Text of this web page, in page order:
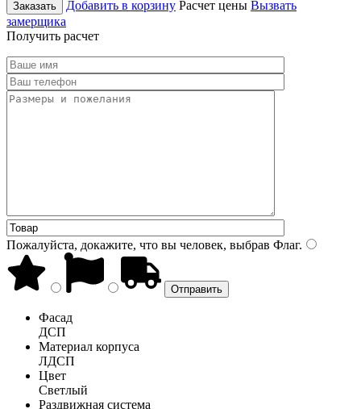
Заказать Добавить в корзину Расчет цены Вызвать
замерщика
Получить расчет
Пожалуйста, докажите, что вы человек, выбрав Флаг.
Фасад
ДСП
Материал корпуса
ЛДСП
Цвет
Светлый
Раздвижная система